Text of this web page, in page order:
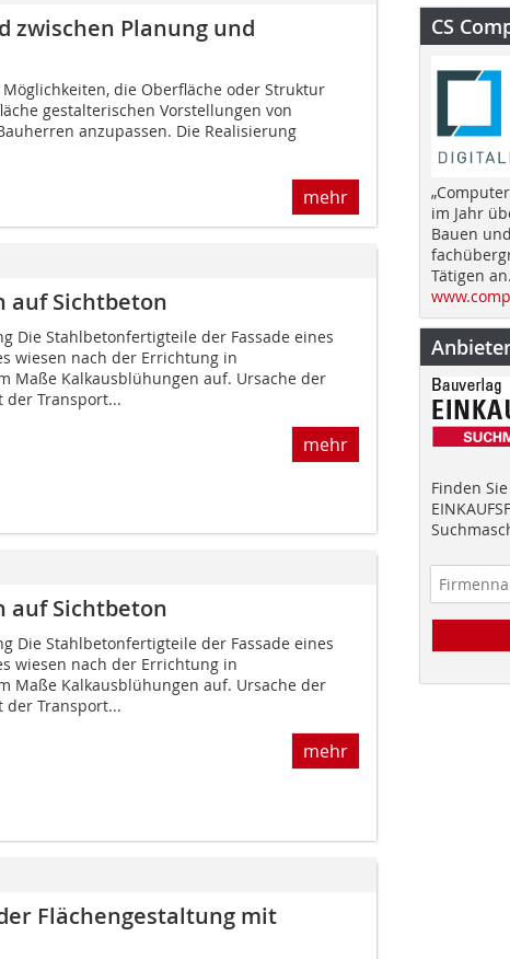
zwischen Planung und
die Oberfläche oder Struktur
gestalterischen Vorstellungen von
anzupassen. Die Realisierung
mehr
auf Sichtbeton
Die Stahlbetonfertigteile der Fassade eines
wiesen nach der Errichtung in
Maße Kalkausblühungen auf. Ursache der
der Transport...
mehr
auf Sichtbeton
Die Stahlbetonfertigteile der Fassade eines
wiesen nach der Errichtung in
Maße Kalkausblühungen auf. Ursache der
der Transport...
mehr
Flächengestaltung mit
CS
im Jahr
Bauen
Tätigen an.
Finden